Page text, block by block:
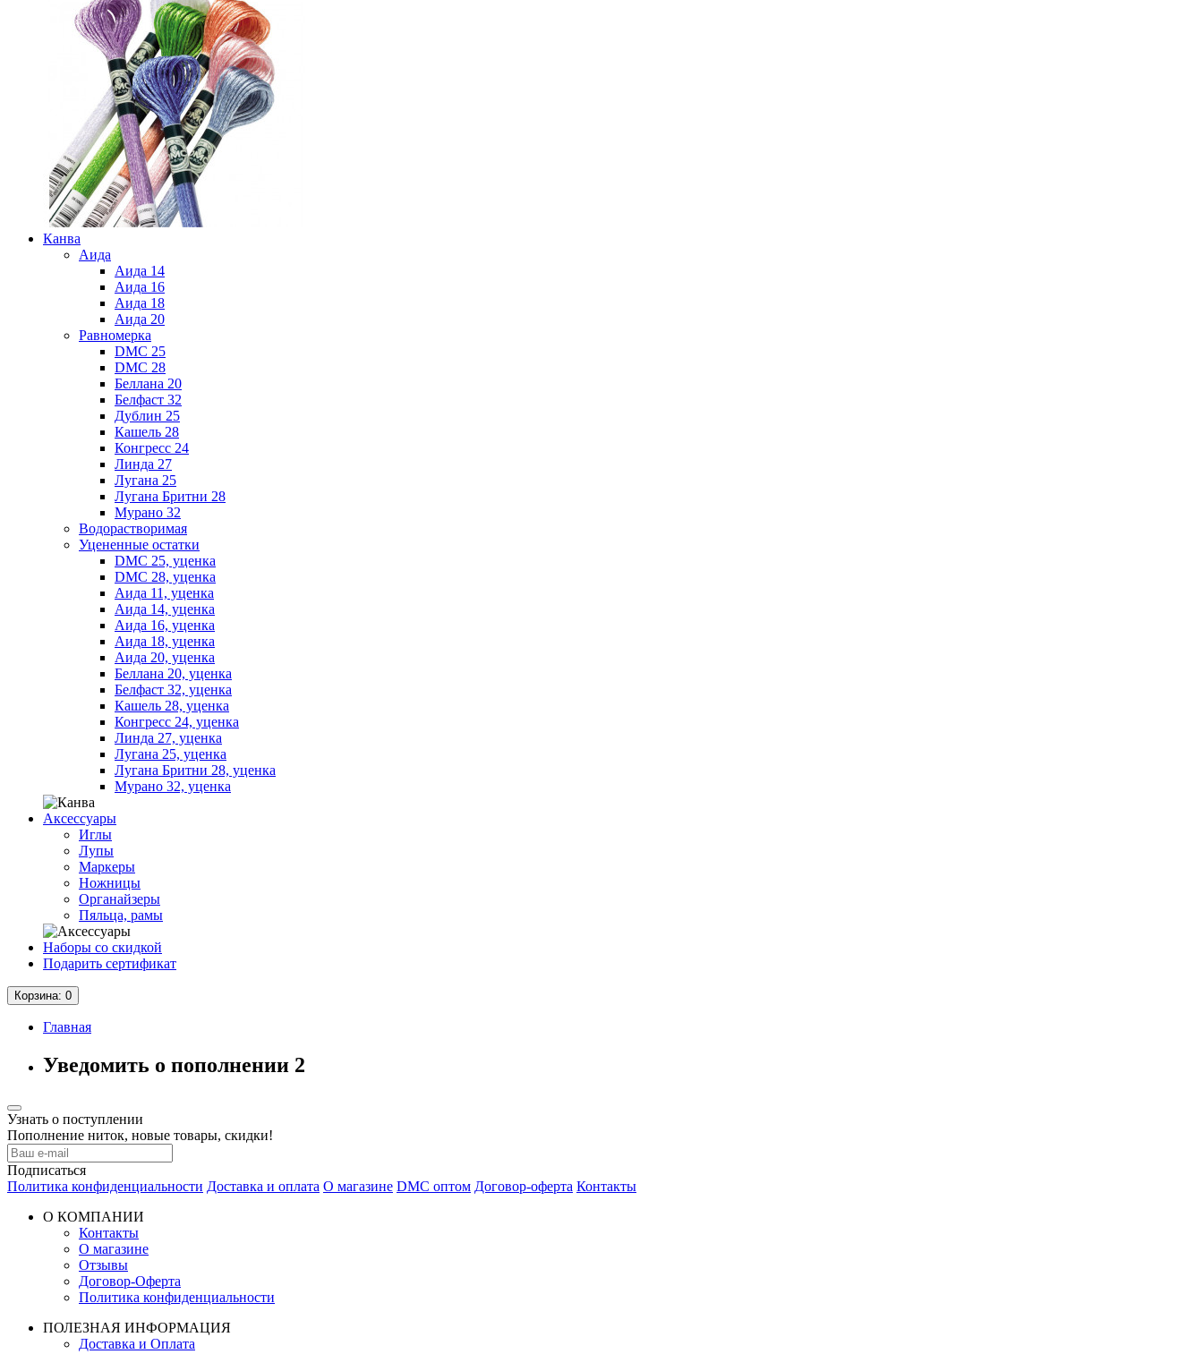
Канва
Аида
Аида 14
Аида 16
Аида 18
Аида 20
Равномерка
DMC 25
DMC 28
Беллана 20
Белфаст 32
Дублин 25
Кашель 28
Конгресс 24
Линда 27
Лугана 25
Лугана Бритни 28
Мурано 32
Водорастворимая
Уцененные остатки
DMC 25, уценка
DMC 28, уценка
Аида 11, уценка
Аида 14, уценка
Аида 16, уценка
Аида 18, уценка
Аида 20, уценка
Беллана 20, уценка
Белфаст 32, уценка
Кашель 28, уценка
Конгресс 24, уценка
Линда 27, уценка
Лугана 25, уценка
Лугана Бритни 28, уценка
Мурано 32, уценка
Аксессуары
Иглы
Лупы
Маркеры
Ножницы
Органайзеры
Пяльца, рамы
Наборы со скидкой
Подарить сертификат
Корзина: 0
Главная
Уведомить о пополнении 2
Узнать о поступлении
Пополнение ниток, новые товары, скидки!
Подписаться
Политика конфиденциальности Доставка и оплата О магазине DMC оптом Договор-оферта Контакты
О КОМПАНИИ
Контакты
О магазине
Отзывы
Договор-Оферта
Политика конфиденциальности
ПОЛЕЗНАЯ ИНФОРМАЦИЯ
Доставка и Оплата